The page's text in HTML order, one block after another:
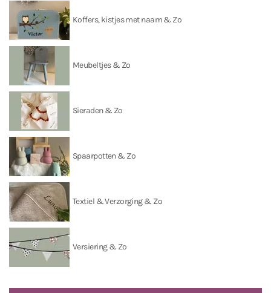
Koffers, kistjes met naam & Zo
Meubeltjes & Zo
Sieraden & Zo
Spaarpotten & Zo
Textiel & Verzorging & Zo
Versiering & Zo